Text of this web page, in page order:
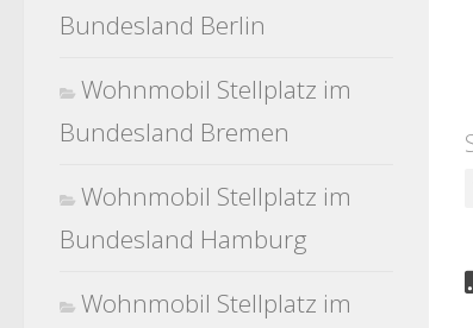
Bundesland Berlin
Wohnmobil Stellplatz im
Bundesland Bremen
Wohnmobil Stellplatz im
Bundesland Hamburg
Wohnmobil Stellplatz im